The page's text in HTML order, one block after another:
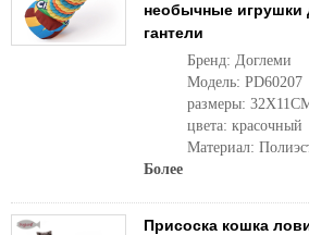
необычные игрушки
гантели
Бренд: Доглеми
Модель: PD60207
размеры:
цвета: красочный
Материал:
Более
Присоска кошка